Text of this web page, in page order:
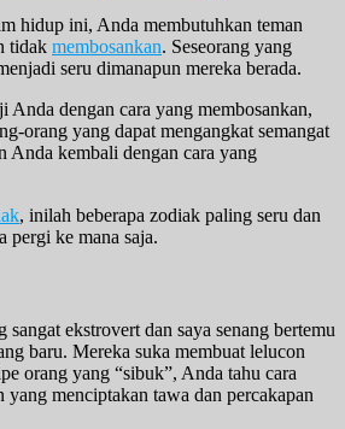
hidup ini, Anda membutuhkan teman
tidak membosankan. Seseorang yang
seru dimanapun mereka berada.
Anda dengan cara yang membosankan,
orang yang dapat mengangkat semangat
Anda kembali dengan cara yang
, inilah beberapa zodiak paling seru dan
pergi ke mana saja.
ekstrovert dan saya senang bertemu
baru. Mereka suka membuat lelucon
orang yang “sibuk”, Anda tahu cara
yang menciptakan tawa dan percakapan